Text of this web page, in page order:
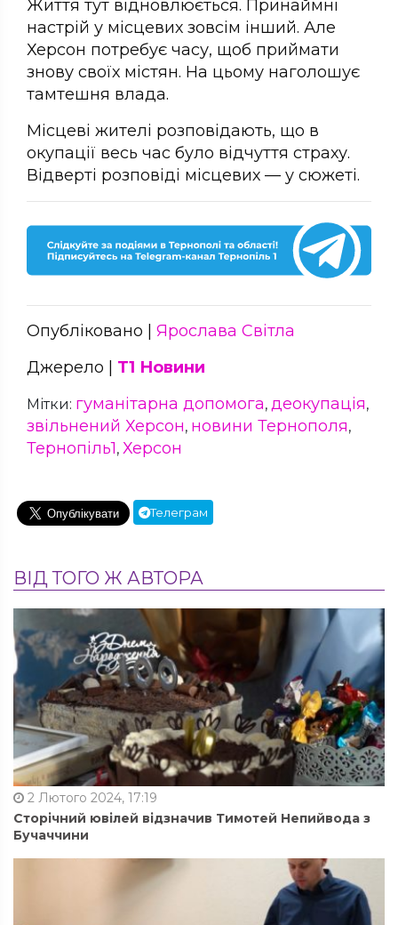
Життя тут відновлюється. Принаймні
настрій у місцевих зовсім інший. Але
Херсон потребує часу, щоб приймати
знову своїх містян. На цьому наголошує
тамтешня влада.
Місцеві жителі розповідають, що в
окупації весь час було відчуття страху.
Відверті розповіді місцевих — у сюжеті.
Опубліковано | Ярослава Світла
Джерело | Т1 Новини
Мітки: гуманітарна допомога, деокупація,
звільнений Херсон, новини Тернополя,
Тернопіль1, Херсон
Телеграм
ВІД ТОГО Ж АВТОРА
2 Лютого 2024, 17:19
Сторічний ювілей відзначив Тимотей Непийвода з
Бучаччини